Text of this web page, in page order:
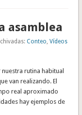
asamblea
Conteo ,Vídeos
rutina habitual
van realizando. El
real aproximado
hay ejemplos de